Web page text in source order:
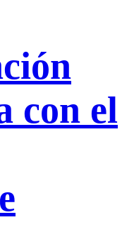
con el